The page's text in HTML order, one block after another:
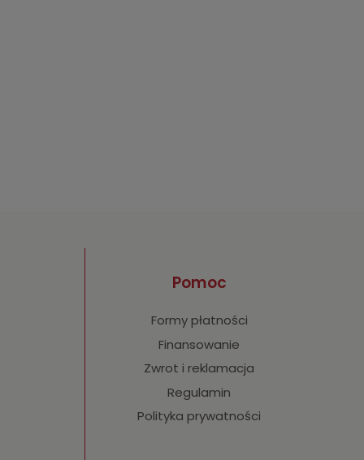
Pomoc
Formy płatności
Finansowanie
Zwrot i reklamacja
Regulamin
Polityka prywatności